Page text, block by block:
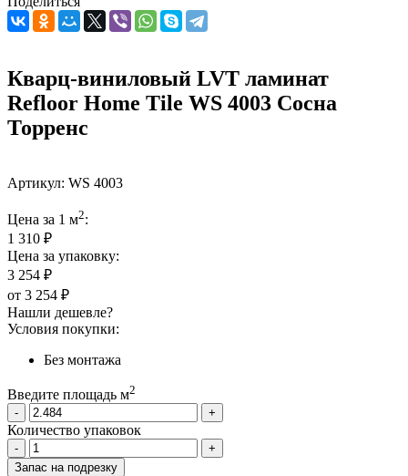
Кварц-виниловый LVT ламинат
Refloor Home Tile WS 4003 Сосна
Торренс
Артикул: WS 4003
Цена за 1 м2:
1 310 ₽
Цена за упаковку:
3 254 ₽
от 3 254 ₽
Нашли дешевле?
Условия покупки:
Без монтажа
Введите площадь м2
-
+
Количество упаковок
-
+
Запас на подрезку